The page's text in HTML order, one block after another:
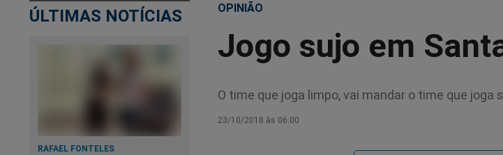
ÚLTIMAS NOTÍCIAS
RAFAEL FONTELES
OPINIÃO
Jogo sujo em
O time que joga limpo, vai mandar o time que joga
23/10/2018 às 06:00